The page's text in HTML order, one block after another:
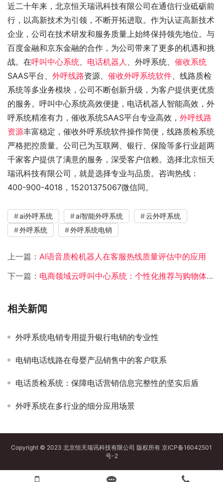
近二十年来，北京恒天瑞讯科技有限公司在通信行业砥砺前
行，以高新技术为引领，不断开拓进取。作为认证高新技术
企业，公司在技术研发和服务质量上始终保持领先地位。与
百度金融和京东金融的合作，为公司带来了更多的机遇和挑
战。在呼叫中心系统 电话机器人 、外呼系统、 催收系统
SAAS平台、 外呼线路资源、 催收外呼系统软件 、线路质检
系统等多业务模块，公司不断创新升级，为客户提供更优质
的服务。呼叫中心系统高效便捷，电话机器人智能高效，外
呼系统精准有力，催收系统SAAS平台专业高效， 外呼线路
资源丰富稳定，催收外呼系统软件操作简便，线路质检系统
严格把控质量。公司已为互联网、银行、保险等多行业超两
千家客户提供了满意的服务，深受客户信赖。选择北京恒天
瑞讯科技有限公司，就是选择专业与品质。咨询热线：
400-900-4018，15201375067微信同。
ai外呼系统 ai智能外呼系统
云外呼系统
外呼系统
外呼系统电销
上一篇： AI语音质检机器人在客服热线质量评估中的应用
下一篇： 电商领域云呼叫中心系统：个性化推荐与购物体验的升级
相关新闻
外呼系统电销专用提升银行电销的专业性
电销电话线路在母婴产品销售中的客户联系
电话质检系统：保障电话营销信息完整性的坚实后盾
外呼系统在多行业的细分应用场景
Copyright © 2023 北京恒天瑞讯科技有限公司 版权所有 京ICP备16042501
号-2